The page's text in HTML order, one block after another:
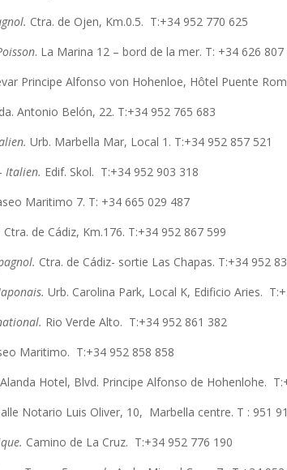
Ctra. de Ojen, Km.0.5. T:+34 952 770 625
. La Marina 12 – bord de la mer. T: +34 626 807
Principe Alfonso von Hohenloe, Hôtel Puente
Antonio Belón, 22. T:+34 952 765 683
Urb. Marbella Mar, Local 1. T:+34 952 857 521
Italien. Edif. Skol. T:+34 952 903 318
Maritimo 7. T: +34 665 029 487
Ctra. de Cádiz, Km.176. T:+34 952 867 599
Ctra. de Cádiz- sortie Las Chapas. T:+34 952
Urb. Carolina Park, Local K, Edificio Aries.
Rio Verde Alto. T:+34 952 861 382
Maritimo. T:+34 952 858 858
Hotel, Blvd. Principe Alfonso de Hohenlohe.
Notario Luis Oliver, 10, Marbella centre. T : 951
Camino de La Cruz. T:+34 952 776 190